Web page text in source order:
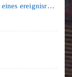
Schulfest am HSG: Gelungener Abschluss eines ereignisreichen Schuljahres